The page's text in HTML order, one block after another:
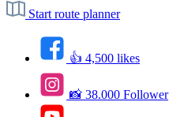
Start route planner
👍 4,500 likes
📸 38.000 Follower